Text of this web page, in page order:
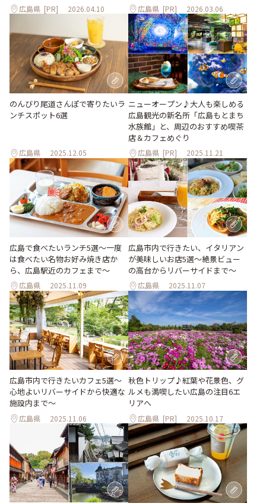
広島県 [PR] 2026.04.10 広島県 [PR] 2026.03.06
のんびり尾道さんぽで寄りたいラ
ンチスポット6選
広島県 2025.12.05
ニューオープン♪大人も楽しめる
広島観光の新名所「広島もとまち
水族館」と、周辺のおすすめ喫茶
店＆カフェめぐり
広島県 [PR] 2025.11.21
広島で食べたいランチ5選～一度
は食べたい名物お好み焼き店か
ら、広島駅近のカフェまで～
広島県 2025.11.09
広島市内で行きたい、イタリアン
が美味しいお店5選〜絶景ビュー
の高台からリバーサイドまで〜
広島県 2025.11.07
広島市内で行きたいカフェ5選〜
心地よいリバーサイドから快適な
施設内まで〜
広島県 2025.11.06
秋色トリップ♪紅葉や花景色、グ
ルメも満喫したい広島の注目6エ
リアへ
広島県 [PR] 2025.10.17